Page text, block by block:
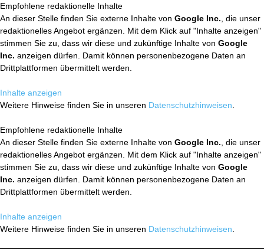
Empfohlene redaktionelle Inhalte
An dieser Stelle finden Sie externe Inhalte von Google Inc. , die unser
redaktionelles Angebot ergänzen. Mit dem Klick auf "Inhalte anzeigen"
stimmen Sie zu, dass wir diese und zukünftige Inhalte von Google
Inc. anzeigen dürfen. Damit können personenbezogene Daten an
Drittplattformen übermittelt werden.
Inhalte anzeigen
Weitere Hinweise finden Sie in unseren Datenschutzhinweisen
Empfohlene redaktionelle Inhalte
An dieser Stelle finden Sie externe Inhalte von Google Inc. , die unser
redaktionelles Angebot ergänzen. Mit dem Klick auf "Inhalte anzeigen"
stimmen Sie zu, dass wir diese und zukünftige Inhalte von Google
Inc. anzeigen dürfen. Damit können personenbezogene Daten an
Drittplattformen übermittelt werden.
Inhalte anzeigen
Weitere Hinweise finden Sie in unseren Datenschutzhinweisen